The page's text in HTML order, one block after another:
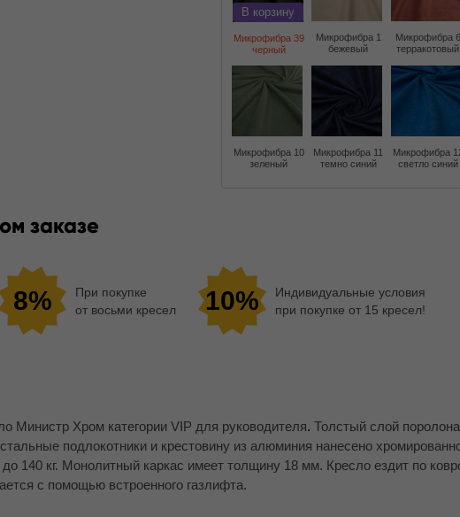
В корзину
Микрофибра 39
черный
Микрофибра 1
бежевый
Микрофибра 6
терракотовый
Микрофибра 10
зеленый
Микрофибра 11
темно синий
Микрофибра
светло синий
заказе
8%
При покупке
от восьми кресел
10%
Индивидуальные условия
при покупке от 15 кресел!
Министр Хром категории VIP для руководителя. Толстый слой
подлокотники и крестовину из алюминия нанесено
140 кг. Монолитный каркас имеет толщину 18 мм. Кресло ездит по
с помощью встроенного газлифта.